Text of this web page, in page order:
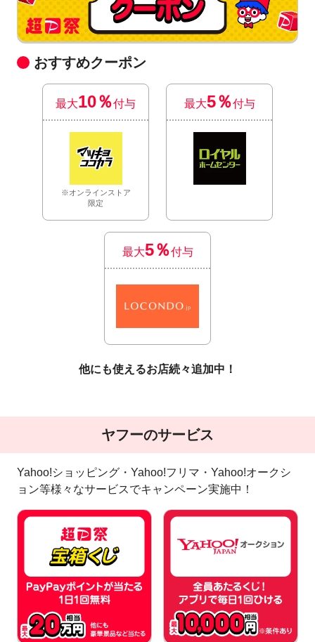
おすすめクーポン
最大10％付与
※オンラインストア
限定
最大5％付与
最大5％付与
他にも使えるお店続々追加中！
ヤフーのサービス
Yahoo!ショッピング・Yahoo!フリマ・Yahoo!オークシ
ョン等様々なサービスでキャンペーン実施中！